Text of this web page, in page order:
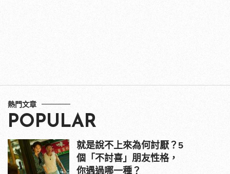
熱門文章
POPULAR
就是說不上來為何討厭？5
個「不討喜」朋友性格，
你遇過哪一種？